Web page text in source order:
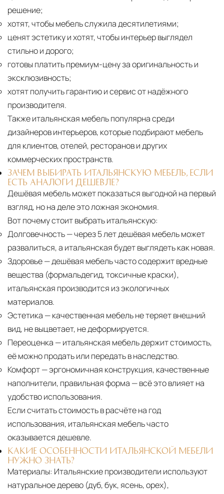
решение;
хотят, чтобы мебель служила десятилетиями;
ценят эстетику и хотят, чтобы интерьер выглядел
стильно и дорого;
готовы платить премиум-цену за оригинальность и
эксклюзивность;
хотят получить гарантию и сервис от надёжного
производителя.
Также итальянская мебель популярна среди
дизайнеров интерьеров, которые подбирают мебель
для клиентов, отелей, ресторанов и других
коммерческих пространств.
ЗАЧЕМ ВЫБИРАТЬ ИТАЛЬЯНСКУЮ МЕБЕЛЬ, ЕСЛИ
ЕСТЬ АНАЛОГИ ДЕШЕВЛЕ?
Дешёвая мебель может показаться выгодной на первый
взгляд, но на деле это ложная экономия.
Вот почему стоит выбрать итальянскую:
Долговечность— через 5 лет дешёвая мебель может
развалиться, а итальянская будет выглядеть как новая.
Здоровье— дешёвая мебель часто содержит вредные
вещества (формальдегид, токсичные краски),
итальянская производится из экологичных
материалов.
Эстетика — качественная мебель не теряет внешний
вид, не выцветает, не деформируется.
Переоценка — итальянская мебель держит стоимость,
её можно продать или передать в наследство.
Комфорт— эргономичная конструкция, качественные
наполнители, правильная форма — всё это влияет на
удобство использования.
Если считать стоимость в расчёте на год
использования, итальянская мебель часто
оказывается дешевле.
КАКИЕ ОСОБЕННОСТИ ИТАЛЬЯНСКОЙ МЕБЕЛИ
НУЖНО ЗНАТЬ?
Материалы: Итальянские производители используют
натуральное дерево (дуб, бук, ясень, орех),